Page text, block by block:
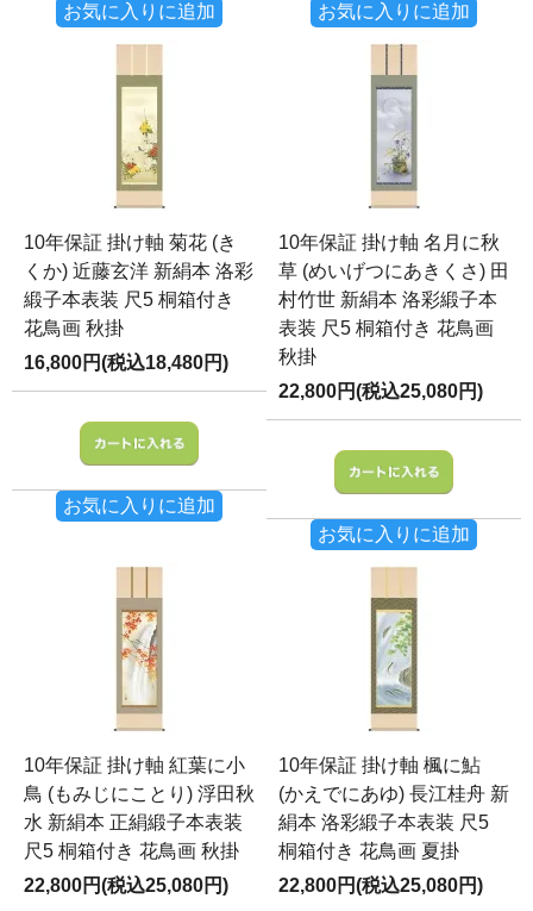
お気に入りに追加 お気に入りに追加
10年保証 掛け軸 菊花 (き
くか) 近藤玄洋 新絹本 洛彩
緞子本表装 尺5 桐箱付き
花鳥画 秋掛
16,800円(税込18,480円)
お気に入りに追加
10年保証 掛け軸 名月に秋
草 (めいげつにあきくさ) 田
村竹世 新絹本 洛彩緞子本
表装 尺5 桐箱付き 花鳥画
秋掛
22,800円(税込25,080円)
お気に入りに追加
10年保証 掛け軸 紅葉に小
鳥 (もみじにことり) 浮田秋
水 新絹本 正絹緞子本表装
尺5 桐箱付き 花鳥画 秋掛
22,800円(税込25,080円)
10年保証 掛け軸 楓に鮎
(かえでにあゆ) 長江桂舟 新
絹本 洛彩緞子本表装 尺5
桐箱付き 花鳥画 夏掛
22,800円(税込25,080円)